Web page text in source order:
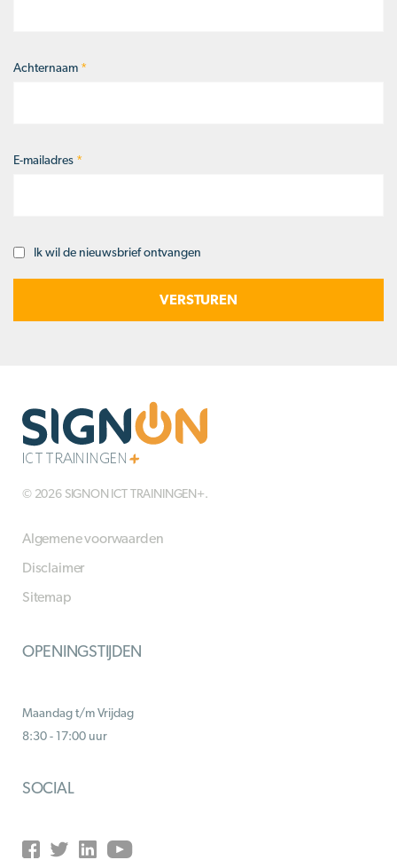
Achternaam *
E-mailadres *
Opt-Ik wil de nieuwsbrief ontvangen
© 2026 SIGNON ICT TRAININGEN+.
Algemene voorwaarden
Disclaimer
Sitemap
OPENINGSTIJDEN
Maandag t/m Vrijdag
8:30 - 17:00 uur
SOCIAL